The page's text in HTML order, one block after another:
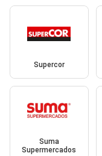
Supercor
Suma
Supermercados